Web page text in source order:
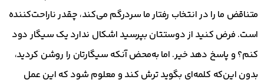
متناقض ما را در انتخاب رفتار ما سردرگم می‌کند، چقدر ناراحت‌کننده
است. فرض کنید از دوستتان بپرسید اشکال ندارد یک سیگار دود
کنم؟ و پاسخ دهد خیر. اما به‌محض آنکه سیگارتان را روشن کردید،
بدون این‌که کلمه‌ای بگوید ترش کند و معلوم شود که این عمل